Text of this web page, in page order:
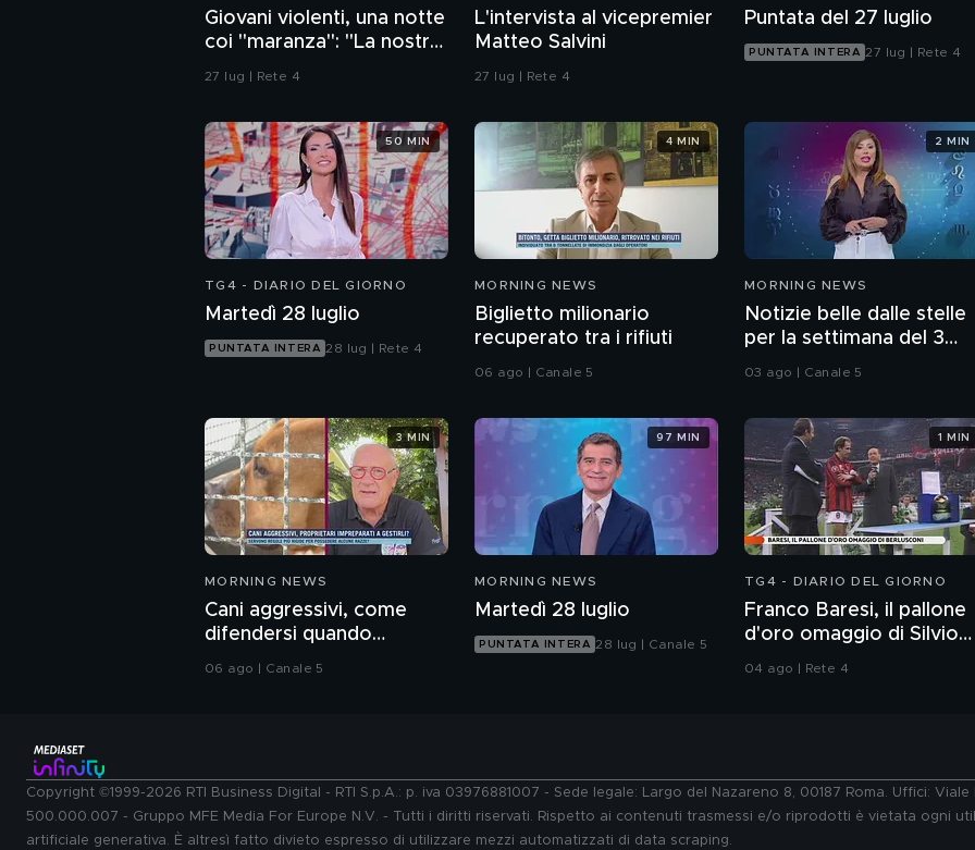
Giovani violenti, una notte
coi "maranza": "La nostra
legge è la strada"
27 lug | Rete 4
L'intervista al vicepremier
Matteo Salvini
27 lug | Rete 4
Puntata del 27 luglio
PUNTATA INTERA 27 lug | Rete 4
TG4 - DIARIO DEL GIORNO
Martedì 28 luglio
PUNTATA INTERA 28 lug | Rete 4
50 MIN
MORNING NEWS
Biglietto milionario
recuperato tra i rifiuti
06 ago | Canale 5
4 MIN
MORNING NEWS
Notizie belle dalle stelle
per la settimana del 3
agosto
03 ago | Canale 5
2 MIN
MORNING NEWS
Cani aggressivi, come
difendersi quando
attaccano?
06 ago | Canale 5
3 MIN
MORNING NEWS
Martedì 28 luglio
PUNTATA INTERA 28 lug | Canale 5
97 MIN
TG4 - DIARIO DEL GIORNO
Franco Baresi, il pallone
d'oro omaggio di Silvio
Berlusconi
04 ago | Rete 4
1 MIN
Copyright ©1999-2026 RTI Business Digital - RTI S.p.A.: p. iva 03976881007 - Sede legale: Largo del Nazareno 8, 00187 Roma. Uffici:
500.000.007 - Gruppo MFE Media For Europe N.V. - Tutti i diritti riservati. Rispetto ai contenuti trasmessi e/o riprodotti è vietata ogni
artificiale generativa. È altresì fatto divieto espresso di utilizzare mezzi automatizzati di data scraping.